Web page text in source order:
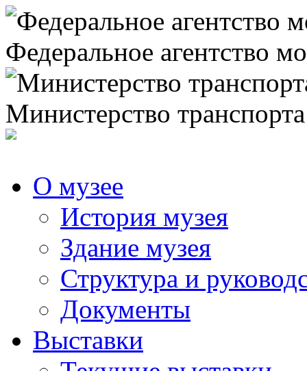
Федеральное агентство
Министерство
О музее
История музея
Здание музея
Структура и
Документы
Выставки